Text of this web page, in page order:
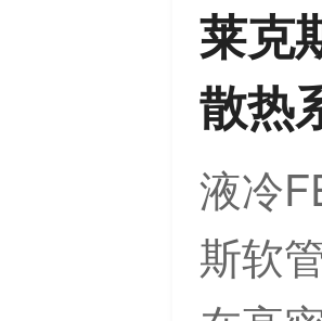
莱克
散热
液冷
斯软